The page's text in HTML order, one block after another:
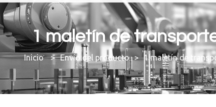
1 maletín de
Envío del producto 1 maletín de